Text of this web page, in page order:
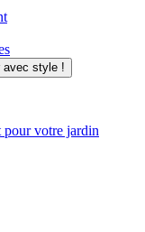
pour votre jardin